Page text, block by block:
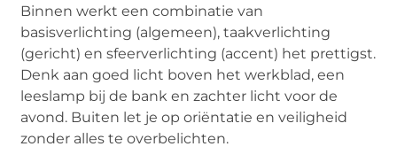
Binnen werkt een combinatie van
basisverlichting (algemeen), taakverlichting
(gericht) en sfeerverlichting (accent) het prettigst.
Denk aan goed licht boven het werkblad, een
leeslamp bij de bank en zachter licht voor de
avond. Buiten let je op oriëntatie en veiligheid
zonder alles te overbelichten.